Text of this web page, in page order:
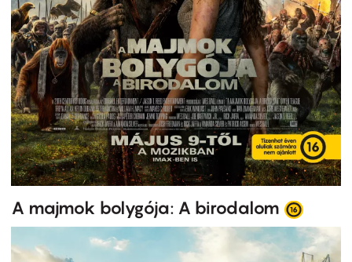
A majmok bolygója: A birodalom